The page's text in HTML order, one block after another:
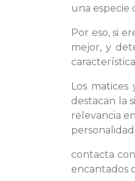
una especie
Por eso, si
mejor, y
Los
destacan la
relevancia
contacta
encantados